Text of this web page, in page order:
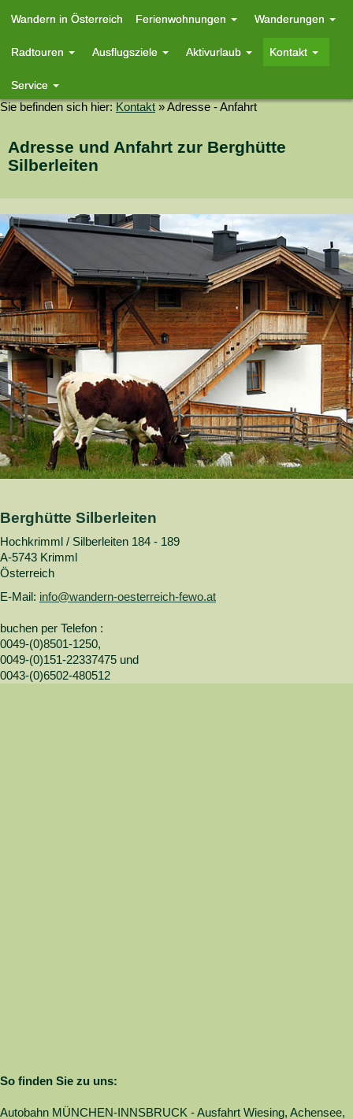
Wandern in Österreich Ferienwohnungen Wanderungen
Radtouren Ausflugsziele Aktivurlaub Kontakt
Service
Sie befinden sich hier: Kontakt »Adresse - Anfahrt
Adresse und Anfahrt zur Berghütte
Silberleiten
Berghütte Silberleiten
Hochkrimml / Silberleiten 184 - 189
A-5743 Krimml
Österreich
E-Mail: info@wandern-oesterreich-fewo.at
buchen per Telefon :
0049-(0)8501-1250,
0049-(0)151-22337475 und
0043-(0)6502-480512
So finden Sie zu uns:
Autobahn MÜNCHEN-INNSBRUCK - Ausfahrt Wiesing, Achensee,